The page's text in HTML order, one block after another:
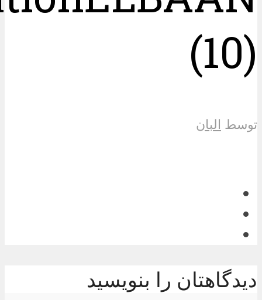
(10)
توسط البان
دیدگاهتان را بنویسید